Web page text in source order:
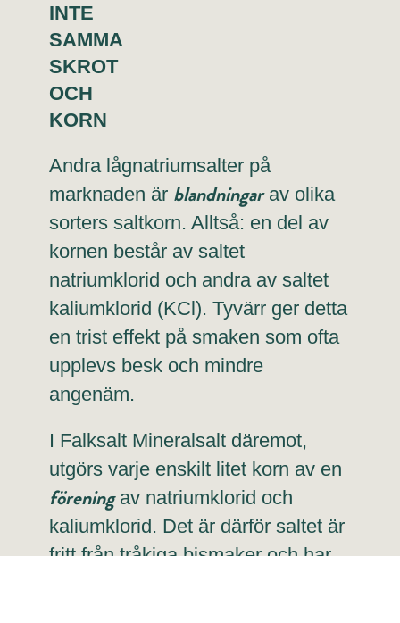
INTE
SAMMA
SKROT
OCH
KORN
Andra lågnatriumsalter på
marknaden är blandningarav olika
sorters saltkorn. Alltså: en del av
kornen består av saltet
natriumklorid och andra av saltet
kaliumklorid (KCl). Tyvärr ger detta
en trist effekt på smaken som ofta
upplevs besk och mindre
angenäm.
I Falksalt Mineralsalt däremot,
utgörs varje enskilt litet korn av en
föreningav natriumklorid och
kaliumklorid. Det är därför saltet är
fritt från tråkiga bismaker och har